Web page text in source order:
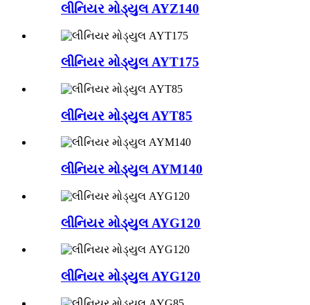
લીનિયર મોડ્યુલ AYZ140
લીનિયર મોડ્યુલ AYT175
લીનિયર મોડ્યુલ AYT85
લીનિયર મોડ્યુલ AYM140
લીનિયર મોડ્યુલ AYG120
લીનિયર મોડ્યુલ AYG120